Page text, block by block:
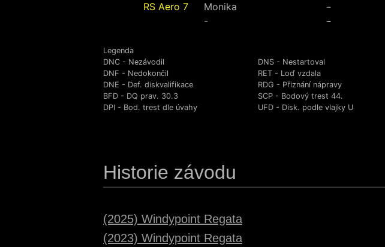
RS Aero 7
Monika
-
-
-
Legenda
DNC - Nezávodil
DNF - Nedokončil
DNE - Def. diskvalifikace
BFD - DQ prav. 30.3
DPI - Bod. trest dle úvahy
DNS - Nestartoval
RET - Loď vzdala
RDG - Přiznání nápravy
SCP - Bodový trest 44.
UFD - Disk. podle vlajky U
Historie závodu
(2025) Windypoint Regata
(2023) Windypoint Regata